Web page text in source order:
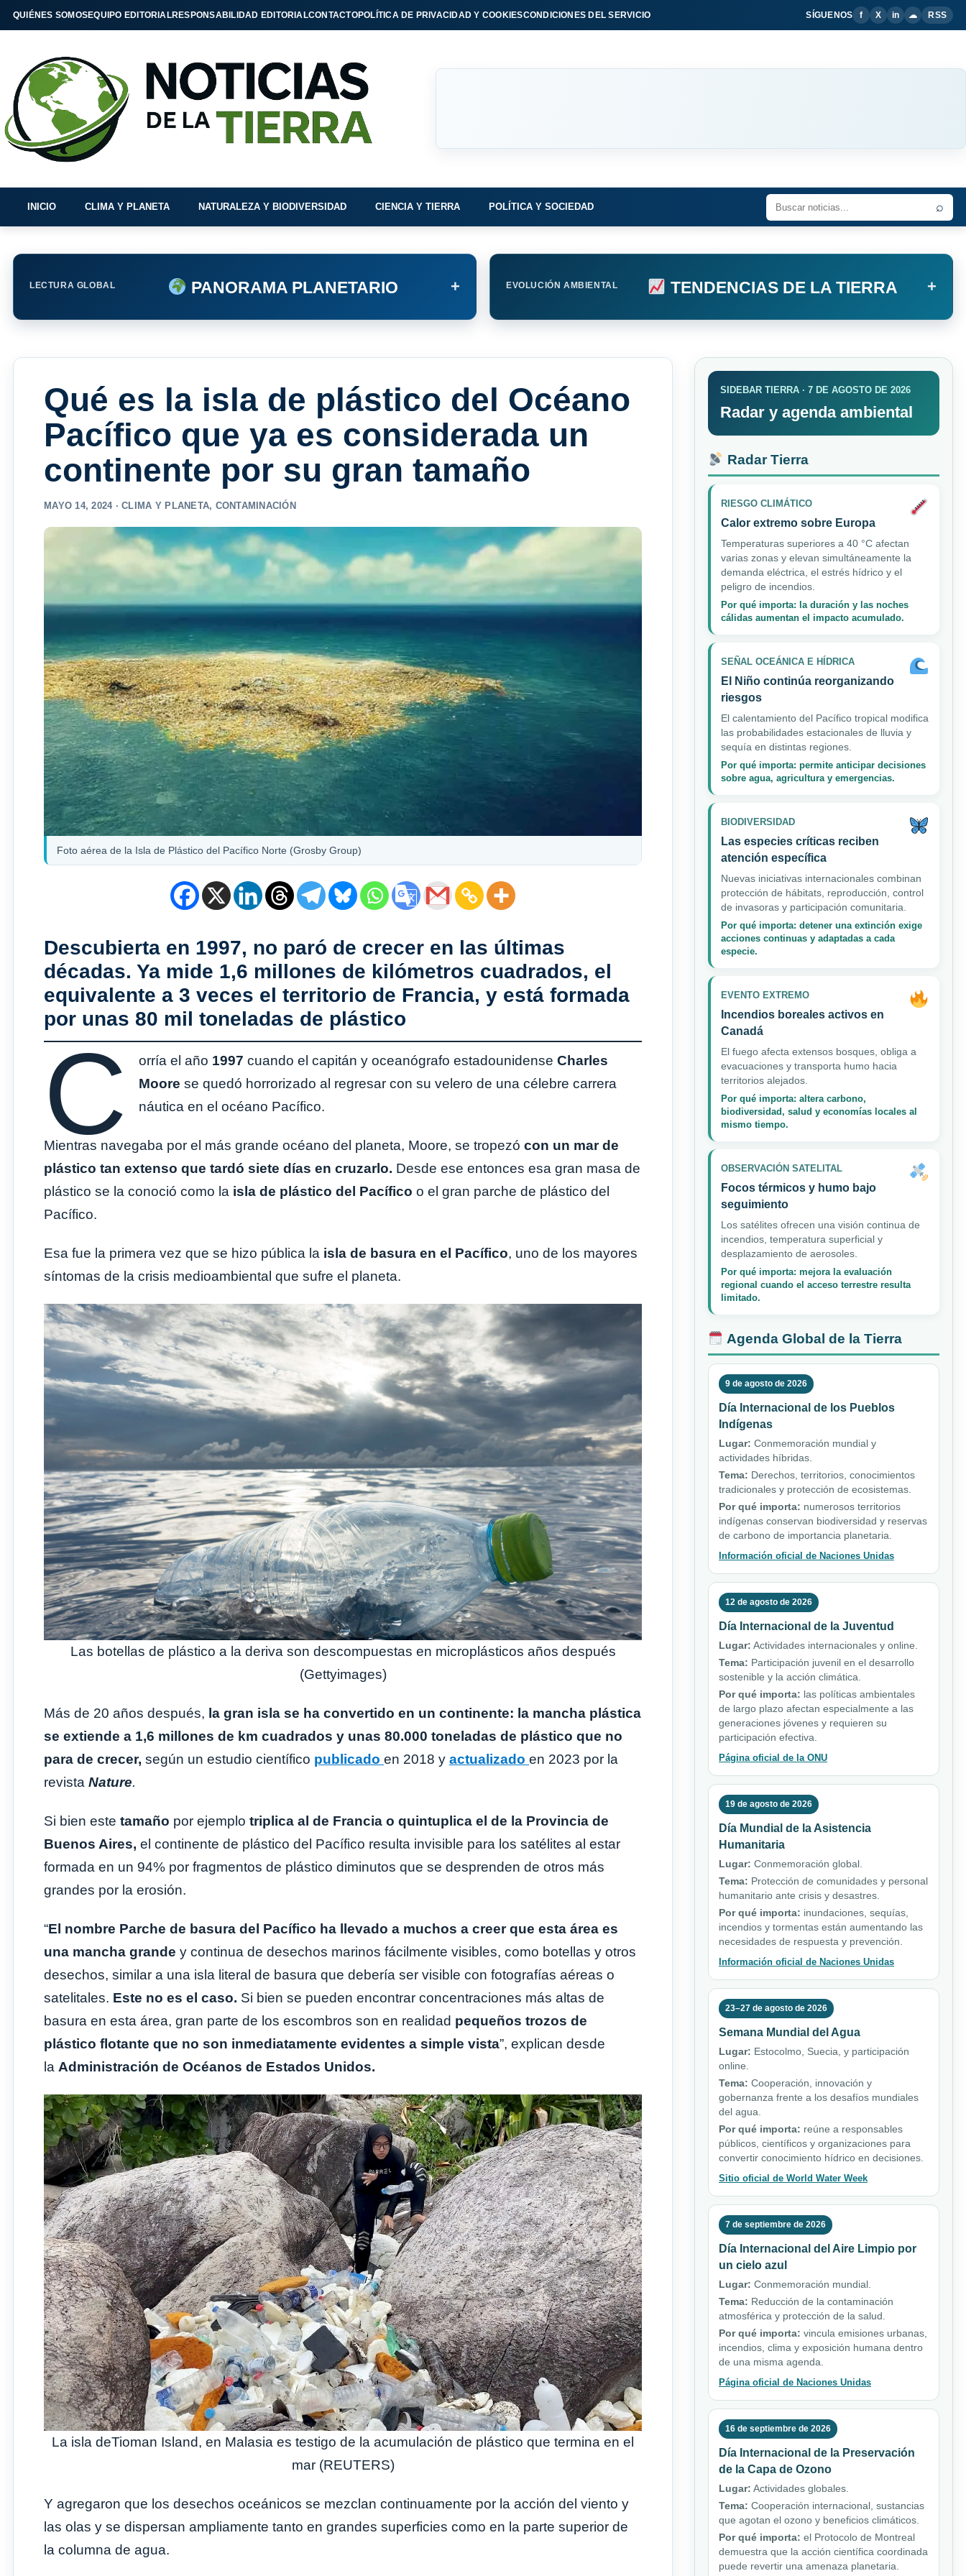
QUIÉNES SOMOSEQUIPO EDITORIALRESPONSABILIDAD EDITORIALCONTACTOPOLÍTICA DE PRIVACIDAD Y COOKIESCONDICIONES DEL SERVICIO SÍGUENOS f X in ☁ RSS
INICIO CLIMA Y PLANETA NATURALEZA Y BIODIVERSIDAD CIENCIA Y TIERRA POLÍTICA Y SOCIEDAD ⌕
LECTURA GLOBAL PANORAMA PLANETARIO + EVOLUCIÓN AMBIENTAL TENDENCIAS DE LA TIERRA +
Qué es la isla de plástico del Océano
Pacífico que ya es considerada un
continente por su gran tamaño
MAYO 14, 2024 ·CLIMA Y PLANETA, CONTAMINACIÓN
Foto aérea de la Isla de Plástico del Pacífico Norte (Grosby Group)
Descubierta en 1997, no paró de crecer en las últimas
décadas. Ya mide 1,6 millones de kilómetros cuadrados, el
equivalente a 3 veces el territorio de Francia, y está formada
por unas 80 mil toneladas de plástico
C orría el año 1997 cuando el capitán y oceanógrafo estadounidense Charles
Moore se quedó horrorizado al regresar con su velero de una célebre carrera
náutica en el océano Pacífico.
Mientras navegaba por el más grande océano del planeta, Moore, se tropezó con un mar de
plástico tan extenso que tardó siete días en cruzarlo. Desde ese entonces esa gran masa de
plástico se la conoció como la isla de plástico del Pacífico o el gran parche de plástico del
Pacífico.
Esa fue la primera vez que se hizo pública la isla de basura en el Pacífico, uno de los mayores
síntomas de la crisis medioambiental que sufre el planeta.
Las botellas de plástico a la deriva son descompuestas en microplásticos años después
(Gettyimages)
Más de 20 años después, la gran isla se ha convertido en un continente: la mancha plástica
se extiende a 1,6 millones de km cuadrados y unas 80.000 toneladas de plástico que no
para de crecer, según un estudio científico publicado en 2018 y actualizado en 2023 por la
revista Nature.
Si bien este tamaño por ejemplo triplica al de Francia o quintuplica el de la Provincia de
Buenos Aires, el continente de plástico del Pacífico resulta invisible para los satélites al estar
formada en un 94% por fragmentos de plástico diminutos que se desprenden de otros más
grandes por la erosión.
“El nombre Parche de basura del Pacífico ha llevado a muchos a creer que esta área es
una mancha grande y continua de desechos marinos fácilmente visibles, como botellas y otros
desechos, similar a una isla literal de basura que debería ser visible con fotografías aéreas o
satelitales. Este no es el caso. Si bien se pueden encontrar concentraciones más altas de
basura en esta área, gran parte de los escombros son en realidad pequeños trozos de
plástico flotante que no son inmediatamente evidentes a simple vista”, explican desde
la Administración de Océanos de Estados Unidos.
La isla deTioman Island, en Malasia es testigo de la acumulación de plástico que termina en el
mar (REUTERS)
Y agregaron que los desechos oceánicos se mezclan continuamente por la acción del viento y
las olas y se dispersan ampliamente tanto en grandes superficies como en la parte superior de
la columna de agua.
SIDEBAR TIERRA · 7 DE AGOSTO DE 2026
Radar y agenda ambiental
Radar Tierra
RIESGO CLIMÁTICO
Calor extremo sobre Europa
Temperaturas superiores a 40 °C afectan
varias zonas y elevan simultáneamente la
demanda eléctrica, el estrés hídrico y el
peligro de incendios.
Por qué importa: la duración y las noches
cálidas aumentan el impacto acumulado.
SEÑAL OCEÁNICA E HÍDRICA
El Niño continúa reorganizando
riesgos
El calentamiento del Pacífico tropical modifica
las probabilidades estacionales de lluvia y
sequía en distintas regiones.
Por qué importa: permite anticipar decisiones
sobre agua, agricultura y emergencias.
BIODIVERSIDAD
Las especies críticas reciben
atención específica
Nuevas iniciativas internacionales combinan
protección de hábitats, reproducción, control
de invasoras y participación comunitaria.
Por qué importa: detener una extinción exige
acciones continuas y adaptadas a cada
especie.
EVENTO EXTREMO
Incendios boreales activos en
Canadá
El fuego afecta extensos bosques, obliga a
evacuaciones y transporta humo hacia
territorios alejados.
Por qué importa: altera carbono,
biodiversidad, salud y economías locales al
mismo tiempo.
OBSERVACIÓN SATELITAL
Focos térmicos y humo bajo
seguimiento
Los satélites ofrecen una visión continua de
incendios, temperatura superficial y
desplazamiento de aerosoles.
Por qué importa: mejora la evaluación
regional cuando el acceso terrestre resulta
limitado.
Agenda Global de la Tierra
9 de agosto de 2026
Día Internacional de los Pueblos
Indígenas
Lugar: Conmemoración mundial y
actividades híbridas.
Tema: Derechos, territorios, conocimientos
tradicionales y protección de ecosistemas.
Por qué importa: numerosos territorios
indígenas conservan biodiversidad y reservas
de carbono de importancia planetaria.
Información oficial de Naciones Unidas
12 de agosto de 2026
Día Internacional de la Juventud
Lugar: Actividades internacionales y online.
Tema: Participación juvenil en el desarrollo
sostenible y la acción climática.
Por qué importa: las políticas ambientales
de largo plazo afectan especialmente a las
generaciones jóvenes y requieren su
participación efectiva.
Página oficial de la ONU
19 de agosto de 2026
Día Mundial de la Asistencia
Humanitaria
Lugar: Conmemoración global.
Tema: Protección de comunidades y personal
humanitario ante crisis y desastres.
Por qué importa: inundaciones, sequías,
incendios y tormentas están aumentando las
necesidades de respuesta y prevención.
Información oficial de Naciones Unidas
23–27 de agosto de 2026
Semana Mundial del Agua
Lugar: Estocolmo, Suecia, y participación
online.
Tema: Cooperación, innovación y
gobernanza frente a los desafíos mundiales
del agua.
Por qué importa: reúne a responsables
públicos, científicos y organizaciones para
convertir conocimiento hídrico en decisiones.
Sitio oficial de World Water Week
7 de septiembre de 2026
Día Internacional del Aire Limpio por
un cielo azul
Lugar: Conmemoración mundial.
Tema: Reducción de la contaminación
atmosférica y protección de la salud.
Por qué importa: vincula emisiones urbanas,
incendios, clima y exposición humana dentro
de una misma agenda.
Página oficial de Naciones Unidas
16 de septiembre de 2026
Día Internacional de la Preservación
de la Capa de Ozono
Lugar: Actividades globales.
Tema: Cooperación internacional, sustancias
que agotan el ozono y beneficios climáticos.
Por qué importa: el Protocolo de Montreal
demuestra que la acción científica coordinada
puede revertir una amenaza planetaria.